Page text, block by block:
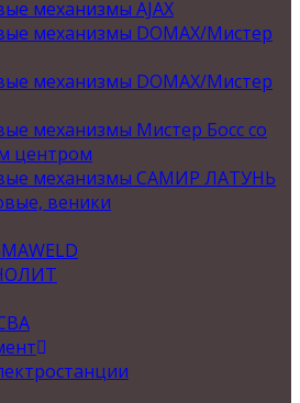
механизмы AJAX
механизмы DOMAX/Мистер
механизмы DOMAX/Мистер
механизмы Мистер Босс со
центром
механизмы САМИР ЛАТУНЬ
веники